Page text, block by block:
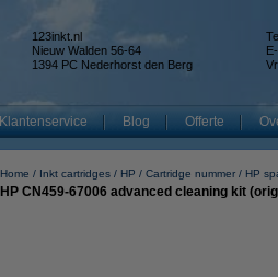
123inkt.nl
Nieuw Walden 56-64
1394 PC Nederhorst den Berg
Klantenservice Blog Offerte
Home Inkt cartridges HP Cartridge nummer HP
HP CN459-67006 advanced cleaning kit